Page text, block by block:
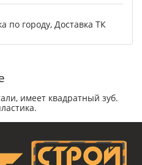
по городу, Доставка ТК
имеет квадратный зуб.